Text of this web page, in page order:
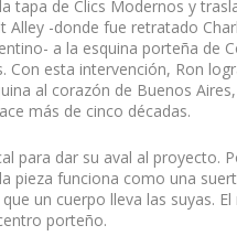
tapa de Clics Modernos y
-donde fue retratado
a la esquina porteña de
Con esta intervención, Ron
al corazón de Buenos
más de cinco décadas.
para dar su aval al proyecto.
pieza funciona como una
un cuerpo lleva las suyas.
porteño.